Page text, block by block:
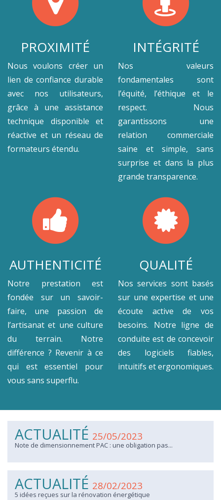
PROXIMITÉ
Nous voulons créer un
lien de confiance durable
avec nos utilisateurs,
grâce à une assistance
technique disponible et
réactive et un réseau de
formateurs étendu.
INTÉGRITÉ
Nos valeurs
fondamentales sont
l’équité, l’éthique et le
respect. Nous
garantissons une
relation commerciale
saine et simple, sans
surprise et dans la plus
grande transparence.
AUTHENTICITÉ
Notre prestation est
fondée sur un savoir-
faire, une passion de
l’artisanat et une culture
du terrain. Notre
différence ? Revenir à ce
qui est essentiel pour
vous sans superflu.
QUALITÉ
Nos services sont basés
sur une expertise et une
écoute active de vos
besoins. Notre ligne de
conduite est de concevoir
des logiciels fiables,
intuitifs et ergonomiques.
ACTUALITÉ 25/05/2023
Note de dimensionnement PAC : une obligation pas...
ACTUALITÉ 28/02/2023
5 idées reçues sur la rénovation énergétique